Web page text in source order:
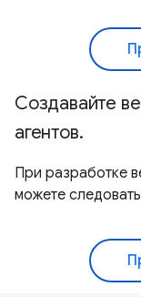
Создавайте
агентов.
При разработке
можете